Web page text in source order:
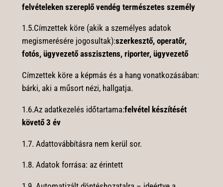
felvételeken szereplő vendég természetes személy
1.5.Címzettek köre (akik a személyes adatok
megismerésére jogosultak):szerkesztő, operatőr,
fotós, ügyvezető asszisztens, riporter, ügyvezető
Címzettek köre a képmás és a hang vonatkozásában:
bárki, aki a műsort nézi, hallgatja.
1.6.Az adatkezelés időtartama:felvétel készítését
követő 3 év
1.7. Adattovábbításra nem kerül sor.
1.8. Adatok forrása: az érintett